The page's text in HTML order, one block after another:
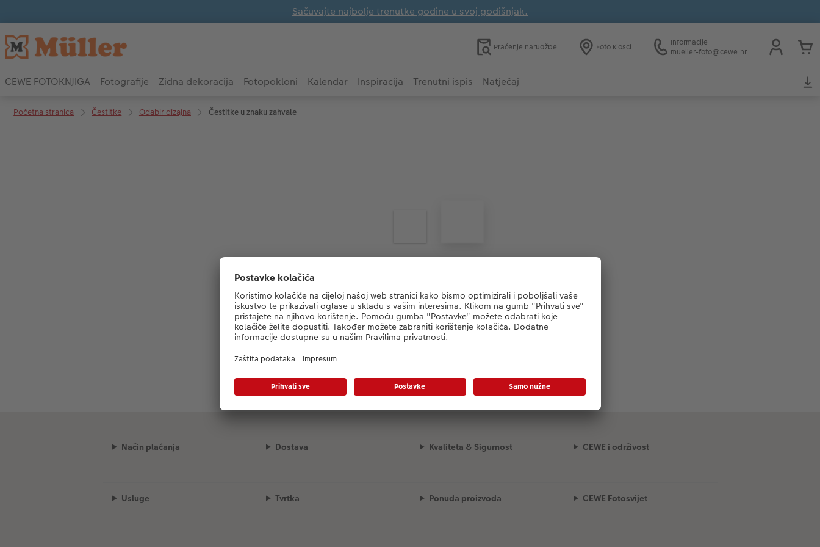
Sačuvajte najbolje trenutke godine u svoj godišnjak.
Praćenje narudžbe Foto kiosci
Informacije
mueller-foto@cewe.hr
CEWE FOTOKNJIGA Fotografije Zidna dekoracija Fotopokloni Kalendar Inspiracija Trenutni ispis Natječaj
Početna stranica Čestitke Odabir dizajna Čestitke u znaku zahvale
Način plaćanja Dostava Kvaliteta & Sigurnost CEWE i održivost
Usluge Tvrtka Ponuda proizvoda CEWE Fotosvijet